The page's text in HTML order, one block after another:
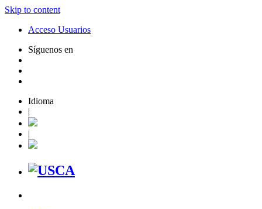
Skip to content
Acceso Usuarios
Síguenos en
Idioma
|
|